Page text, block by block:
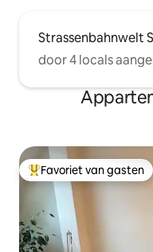
Strassenbahnwelt
door 4 locals
Topfavoriet van gasten
Favoriet van gasten